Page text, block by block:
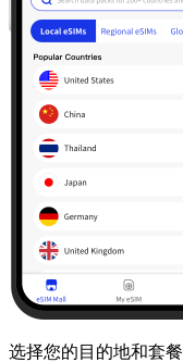
选择您的目的地和套餐